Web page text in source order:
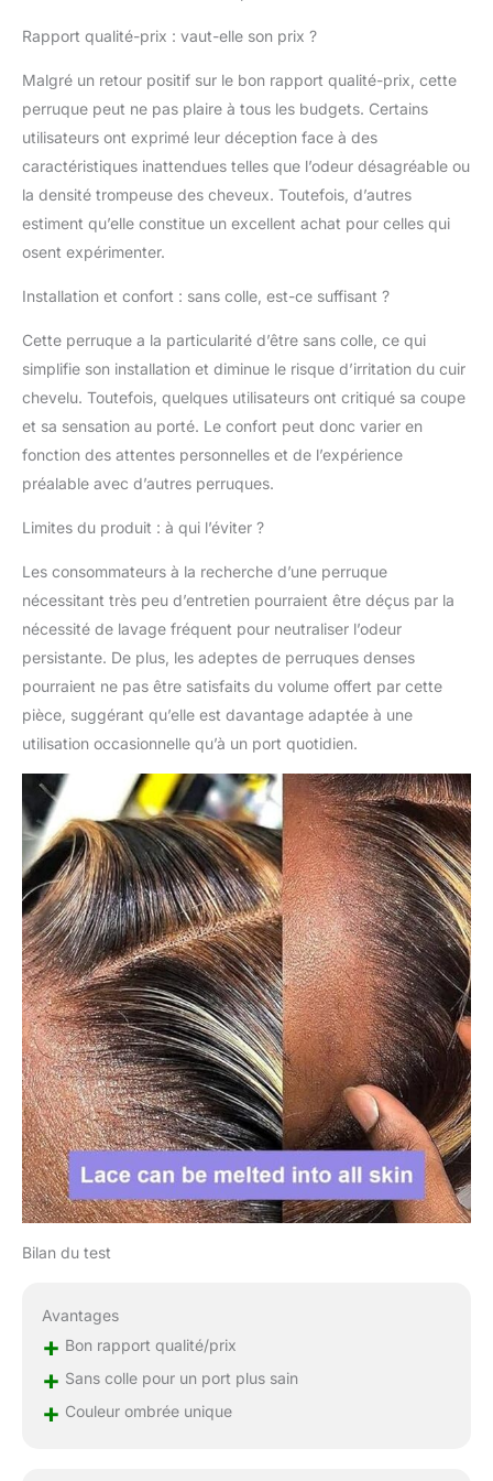
bien à toutes les
couleurs de peau.
Perruque de cheveux
humains de densité de
150 %, pleine et
épaisse, fidèle à la
longueur et à la
densité. Sans odeur,
sans perte, sans
préparés, lissés et
Caractéristiques de la
perruque : bonnet de
taille moyenne (54 à 57
cm de circonférence),
perruques de cheveux
humains sans colle
avec sangles
faciles à régler,
et parfaitement
assorties à la tête.
Qualité supérieure : la
perruque de cheveux
humains ondulés
#1B/27 de couleur
ombrée peut faire une
queue de cheval haute
pouvez porter nos
perruques de cheveux
humains lors de
mariages, réunions de
famille et d'amis,
cérémonies de remise
de diplôme ou partout
où vous en avez
besoin. Perruques pour
femme : les cheveux
ont été stérilisés,
n'hésitez pas à les
utiliser. Convient pour
le quotidien, les
vacances, les
anniversaires, les
mariages, les fêtes,
c'est un bon cadeau
pour les filles, les
amies, les amoureux, la
Rapport qualité-prix : vaut-elle son prix ?
Malgré un retour positif sur le bon rapport qualité-prix, cette
perruque peut ne pas plaire à tous les budgets. Certains
utilisateurs ont exprimé leur déception face à des
caractéristiques inattendues telles que l’odeur désagréable ou
la densité trompeuse des cheveux. Toutefois, d’autres
estiment qu’elle constitue un excellent achat pour celles qui
osent expérimenter.
Installation et confort : sans colle, est-ce suffisant ?
Cette perruque a la particularité d’être sans colle, ce qui
simplifie son installation et diminue le risque d’irritation du cuir
chevelu. Toutefois, quelques utilisateurs ont critiqué sa coupe
et sa sensation au porté. Le confort peut donc varier en
fonction des attentes personnelles et de l’expérience
préalable avec d’autres perruques.
Limites du produit : à qui l’éviter ?
Les consommateurs à la recherche d’une perruque
nécessitant très peu d’entretien pourraient être déçus par la
nécessité de lavage fréquent pour neutraliser l’odeur
persistante. De plus, les adeptes de perruques denses
pourraient ne pas être satisfaits du volume offert par cette
pièce, suggérant qu’elle est davantage adaptée à une
utilisation occasionnelle qu’à un port quotidien.
Bilan du test
Avantages
+ Bon rapport qualité/prix
+ Sans colle pour un port plus sain
+ Couleur ombrée unique